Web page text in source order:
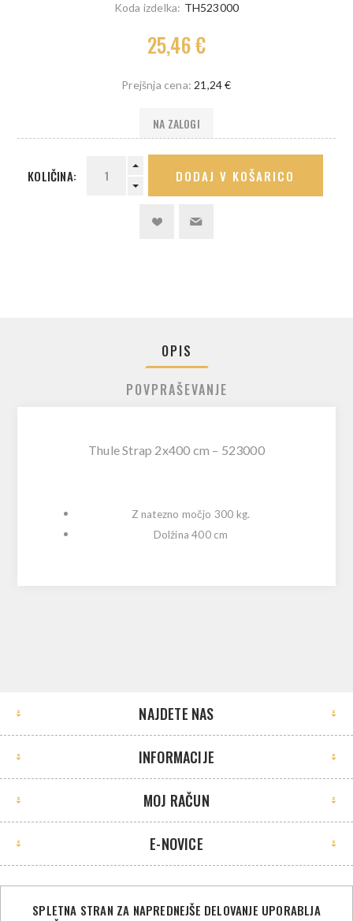
Koda izdelka: TH523000
25,46 €
Prejšnja cena: 21,24 €
NA ZALOGI
KOLIČINA: DODAJ V KOŠARICO
OPIS
POVPRAŠEVANJE
Thule Strap 2x400 cm – 523000
Z natezno močjo 300 kg.
Dolžina 400 cm
NAJDETE NAS
INFORMACIJE
MOJ RAČUN
E-NOVICE
SPLETNA STRAN ZA NAPREDNEJŠE DELOVANJE UPORABLJA